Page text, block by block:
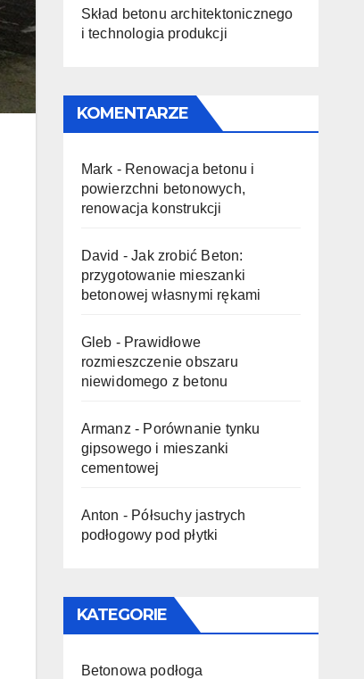
Skład betonu architektonicznego
i technologia produkcji
KOMENTARZE
Mark - Renowacja betonu i
powierzchni betonowych,
renowacja konstrukcji
David -Jak zrobić Beton:
przygotowanie mieszanki
betonowej własnymi rękami
Gleb - Prawidłowe
rozmieszczenie obszaru
niewidomego z betonu
Armanz - Porównanie tynku
gipsowego i mieszanki
cementowej
Anton - Półsuchy jastrych
podłogowy pod płytki
KATEGORIE
Betonowa podłoga